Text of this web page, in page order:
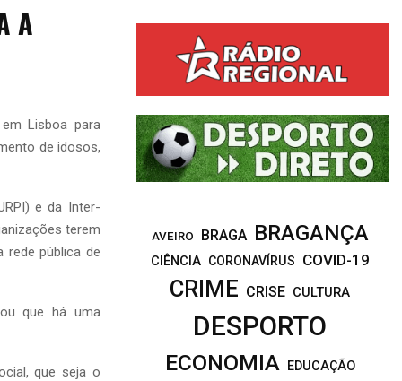
A
Lisboa para
de idosos,
e da Inter-
terem
rede pública de
que há uma
que seja o
o
r
:
R
C
H
AVEIRO BRAGA BRAGANÇA
CIÊNCIA CORONAVÍRUS COVID-19
CRIME CRISE CULTURA
DESPORTO
ECONOMIA
EDUCAÇÃO